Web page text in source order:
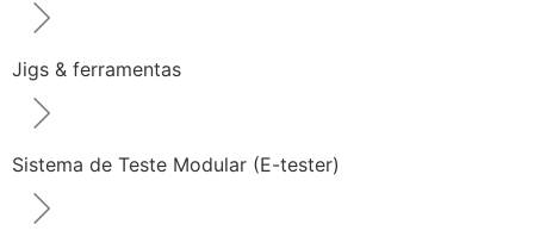
Jigs & ferramentas
Sistema de Teste Modular (E-tester)